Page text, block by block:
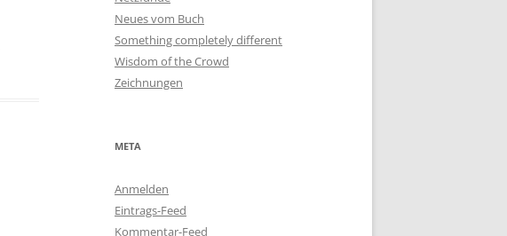
Neues vom Buch
Something completely different
Wisdom of the Crowd
Zeichnungen
META
Anmelden
Eintrags-Feed
Kommentar-Feed